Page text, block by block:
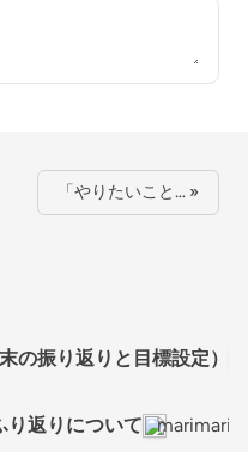
「やりたいこと… »
の振り返りと目標設定）
り返りについて